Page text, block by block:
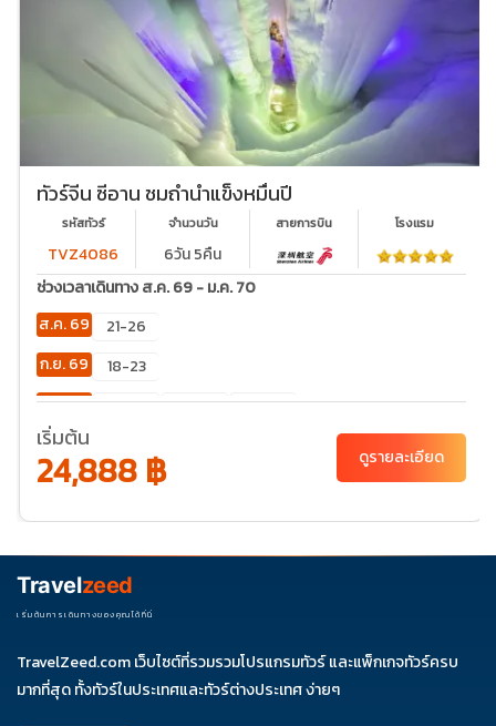
ทัวร์จีน ซีอาน ชมถ้ำน้ำแข็งหมื่นปี
รหัสทัวร์
TVZ4086
จำนวนวัน
6วัน 5คืน
สายการบิน โรงเเรม
ช่วงเวลาเดินทาง ส.ค. 69 - ม.ค. 70
ส.ค. 69
21-26
ก.ย. 69
18-23
ต.ค. 69
02-
23-28
30-
พ.ย. 69
20-
ม.ค. 70
01-06
เริ่มต้น
24,888 ฿ ดูรายละเอียด
Travelzeed
เริ่มต้นการเดินทางของคุณได้ที่นี่
TravelZeed.com เว็บไซต์ที่รวมรวมโปรแกรมทัวร์ และแพ็กเกจทัวร์ครบ
มากที่สุด ทั้งทัวร์ในประเทศและทัวร์ต่างประเทศ ง่ายๆ